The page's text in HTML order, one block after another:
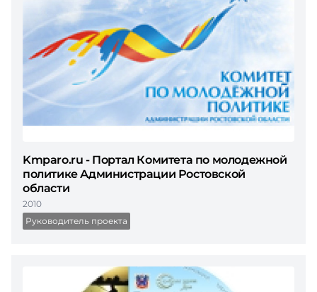
Kmparo.ru - Портал Комитета по молодежной
политике Администрации Ростовской
области
2010
Руководитель проекта